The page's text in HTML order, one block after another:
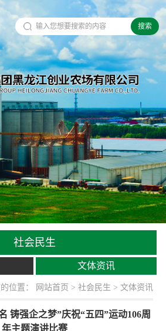
搜索
社会民生
文体资讯
位置： 网站首页 > 社会民生 > 文体资讯
铸强企之梦”庆祝“五四”运动106周
年主题演讲比赛